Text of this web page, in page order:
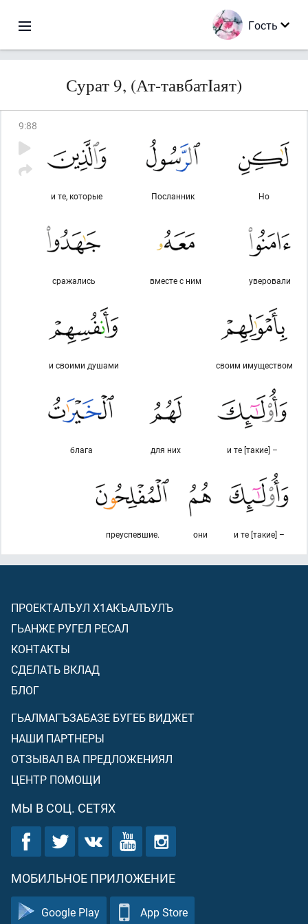
Гость
Сурат 9, (Ат-тавбатIаят)
9:88
Но
Посланник
и те, которые
уверовали
вместе с ним
сражались
своим имуществом
и своими душами
и те [такие] –
для них
блага
и те [такие] –
они
преуспевшие.
ПРОЕКТАЛЪУЛ Х1АКЪАЛЪУЛЪ
ГЬАНЖЕ РУГЕЛ РЕСАЛ
КОНТАКТЫ
СДЕЛАТЬ ВКЛАД
БЛОГ
ГЬАЛМАГЪЗАБАЗЕ БУГЕБ ВИДЖЕТ
НАШИ ПАРТНЕРЫ
ОТЗЫВАЛ ВА ПРЕДЛОЖЕНИЯЛ
ЦЕНТР ПОМОЩИ
МЫ В СОЦ. СЕТЯХ
МОБИЛЬНОЕ ПРИЛОЖЕНИЕ
Google Play App Store